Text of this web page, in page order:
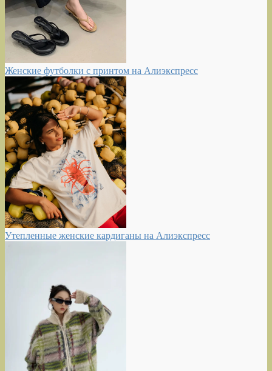
Женские футболки с принтом на Алиэкспресс
Утепленные женские кардиганы на Алиэкспресс